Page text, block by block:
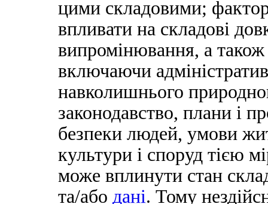
цими складовими;
впливати на складові
випромінювання, а також
включаючи
навколишнього
законодавство, плани і
безпеки людей, умови
культури і споруд тією
може вплинути стан
та/або дані. Тому